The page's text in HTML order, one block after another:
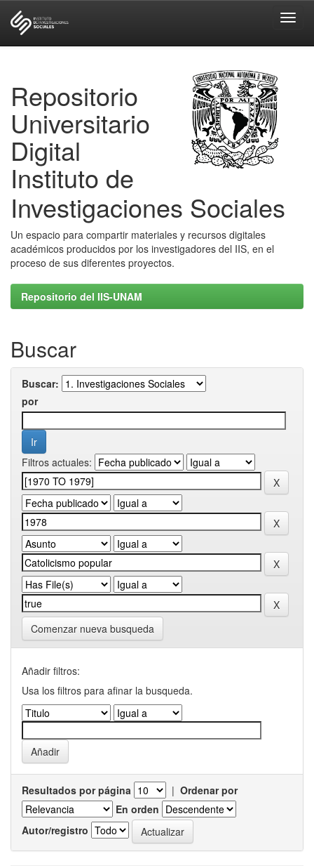
Repositorio
Universitario
Digital
Instituto de
Investigaciones Sociales
Un espacio para compartir materiales y recursos digitales
académicos producidos por los investigadores del IIS, en el
proceso de sus diferentes proyectos.
Repositorio del IIS-UNAM
Buscar
Buscar:
por
Filtros actuales:
Comenzar nueva busqueda
Añadir filtros:
Usa los filtros para afinar la busqueda.
Resultados por página | Ordenar por
En orden
Autor/registro